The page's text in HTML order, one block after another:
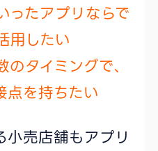
ったアプリならで
用したい
タイミングで、
点を持ちたい
小売店舗もアプリ